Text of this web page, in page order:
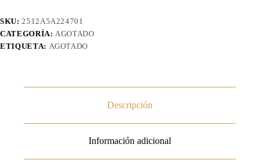
SKU:2512A5A224701
CATEGORÍA:AGOTADO
ETIQUETA: AGOTADO
Descripción
Información adicional